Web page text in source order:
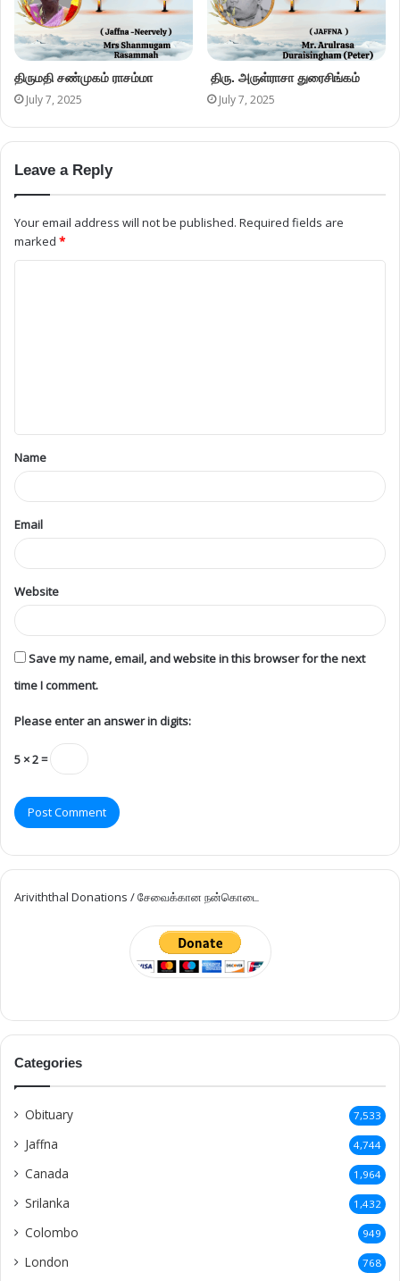
திருமதி சண்முகம் ராசம்மா
July 7, 2025
திரு. அருள்ராசா துரைசிங்கம்
July 7, 2025
Leave a Reply
Your email address will not be published. Required fields are
marked *
Name
Email
Website
Save my name, email, and website in this browser for the next
time I comment.
Please enter an answer in digits:
5 × 2 =
Ariviththal Donations / சேவைக்கான நன்கொடை
Categories
Obituary 7,533
Jaffna 4,744
Canada 1,964
Srilanka 1,432
Colombo 949
London 768